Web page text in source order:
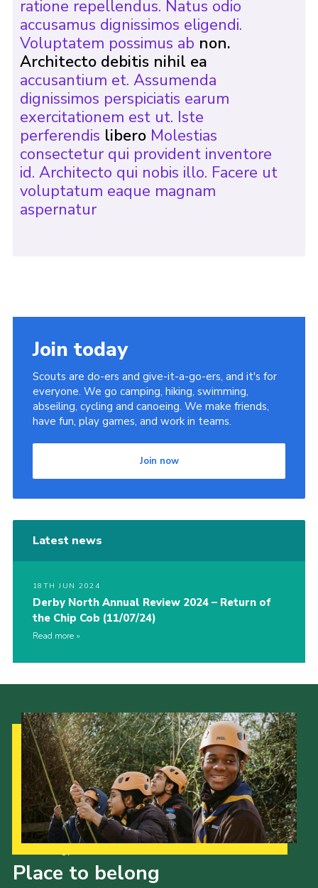
ratione repellendus. Natus odio
accusamus dignissimos eligendi.
Voluptatem possimus ab non.
Architecto debitis nihil ea
accusantium et. Assumenda
dignissimos perspiciatis earum
exercitationem est ut. Iste
perferendis liberoMolestias
consectetur qui provident inventore
id. Architecto qui nobis illo. Facere ut
voluptatum eaque magnam
aspernatur
Join today
Scouts are do-ers and give-it-a-go-ers, and it's for
everyone. We go camping, hiking, swimming,
abseiling, cycling and canoeing. We make friends,
have fun, play games, and work in teams.
Join now
Latest news
18TH JUN 2024
Derby North Annual Review 2024 – Return of
the Chip Cob (11/07/24)
Read more
Place to belong